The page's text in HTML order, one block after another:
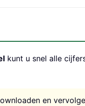
kunt u snel alle
en